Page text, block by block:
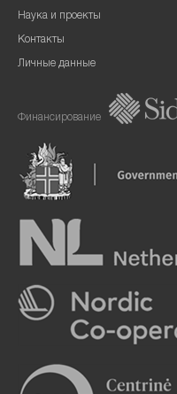
Наука и проекты
Контакты
Личные данные
Финансирование